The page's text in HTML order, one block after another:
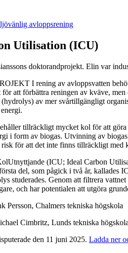
avloppsrening
Utilisation (ICU)
doktorandprojekt. Elin var
I rening av avloppsvatten
att förbättra reningen av kväve,
av mer svårtillgängligt
tillräckligt mycket kol för att
i form av biogas. Utvinning av
för att det inte finns tillräckligt
(ICU; Ideal Carbon
del, som pågick i två år,
studerades. Genom att filtrera
och har potentialen att utgöra
Persson, Chalmers tekniska högskola
Cimbritz, Lunds tekniska
den 11 juni 2025. Ladda ner